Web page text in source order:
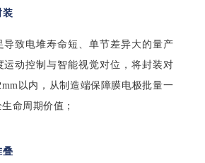
装
导致电堆寿命短、单节差异大的量产
运动控制与智能视觉对位，将封装对
以内，从制造端保障膜电极批量一
命周期价值；
叠